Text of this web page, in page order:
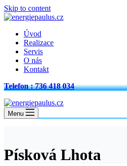
Skip to content
Úvod
Realizace
Servis
O nás
Kontakt
Telefon : 736 418 034
Menu
Písková Lhota